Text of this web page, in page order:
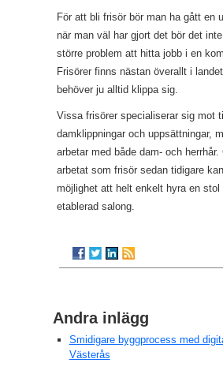
För att bli frisör bör man ha gått en
när man väl har gjort det bör det
större problem att hitta jobb i en
Frisörer finns nästan överallt i
behöver ju alltid klippa sig.
Vissa frisörer specialiserar sig mot
damklippningar och uppsättningar,
arbetar med både dam- och herrhår.
arbetat som frisör sedan tidigare
möjlighet att helt enkelt hyra en stol
etablerad salong.
Andra inlägg
Smidigare byggprocess med
Västerås